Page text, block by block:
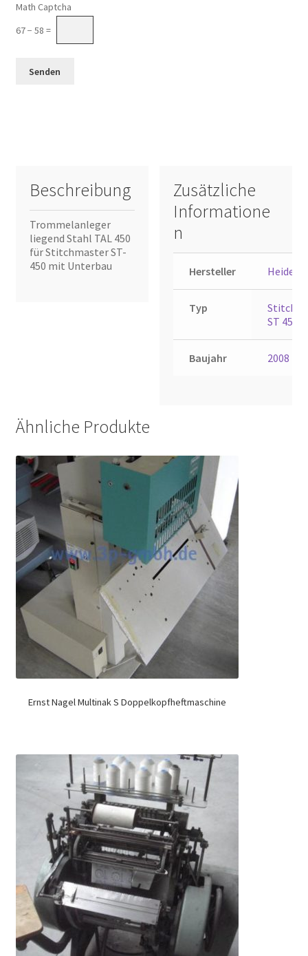
Math Captcha
67 − 58 =
Beschreibung
Trommelanleger
liegend Stahl TAL 450
für Stitchmaster ST-
450 mit Unterbau
Zusätzliche
Informatione
n
Hersteller
Typ
ST 450
Baujahr 2008
Ähnliche Produkte
Ernst Nagel Multinak S Doppelkopfheftmaschine